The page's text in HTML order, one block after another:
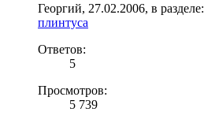
Георгий, 27.02.2006, в разделе:
плинтуса
Ответов:
5
Просмотров:
5 739